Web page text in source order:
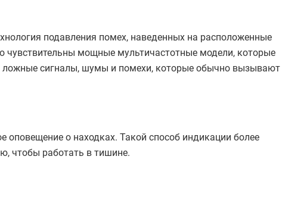
подавления помех, наведенных на расположенные
чувствительны мощные мультичастотные модели, которые
ложные сигналы, шумы и помехи, которые обычно вызывают
оповещение о находках. Такой способ индикации более
чтобы работать в тишине.